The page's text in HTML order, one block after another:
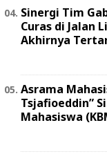
Sinergi Tim
Curas di Jalan
Akhirnya
Asrama
Tsjafioeddin”
Mahasiswa